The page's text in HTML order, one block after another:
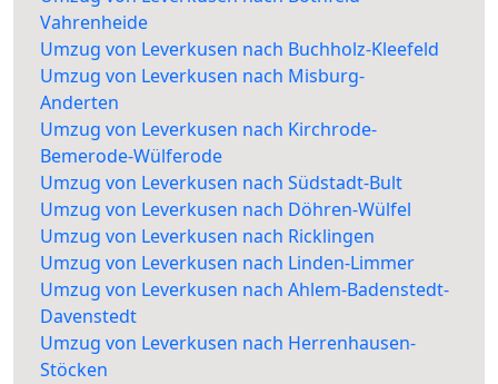
Vahrenheide
Umzug von Leverkusen nach Buchholz-Kleefeld
Umzug von Leverkusen nach Misburg-
Anderten
Umzug von Leverkusen nach Kirchrode-
Bemerode-Wülferode
Umzug von Leverkusen nach Südstadt-Bult
Umzug von Leverkusen nach Döhren-Wülfel
Umzug von Leverkusen nach Ricklingen
Umzug von Leverkusen nach Linden-Limmer
Umzug von Leverkusen nach Ahlem-Badenstedt-
Davenstedt
Umzug von Leverkusen nach Herrenhausen-
Stöcken